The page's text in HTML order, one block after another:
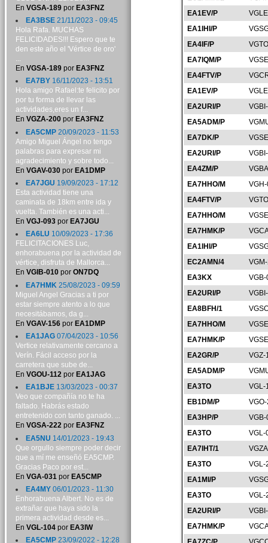
EA1EV/P
EA1IHI/P
EA4IF/P
EA7IQM/P
EA4FTV/P
EA1EV/P
EA2URI/P
EA5ADM/P
EA7DK/P
EA2URI/P
EA4ZM/P
EA7HHO/M
EA4FTV/P
EA7HHO/M
EA7HMK/P
EA1IHI/P
EC2AMN/4
EA3KX
EA2URI/P
EA8BFH/1
EA7HHO/M
EA7HMK/P
EA2GR/P
VGZ-
EA5ADM/P
EA3TO
VGL-
EB1DM/P
EA3HP/P
EA3TO
VGL-
EA7IHT/1
EA3TO
VGL-
EA1MI/P
EA3TO
VGL-
EA2URI/P
EA7HMK/P
En VGSA-189por EA3FNZ
EA3BSE21/11/2023 - 09:45
Hola Rafa. MUCHAS
FELICIDADES!!! Espero que te
den este año el 'Vértice de oro'
...
En VGSA-189por EA3FNZ
EA7BY16/11/2023 - 13:51
Hola amigo Rafael:te felicito por
por tu forma de llevar las
actividades,eres un f...
En VGZA-200por EA3FNZ
EA5CMP20/09/2023 - 11:53
Amigo Miguel Ángel no tengo
palabras para expresar mi
agradecimiento y sobre todo...
En VGAV-030por EA1DMP
EA7JGU 19/09/2023 - 17:12
Esta actividad tiene una
caminata de 18km entre ida y
vuelta. También es una acti...
En VGJ-093por EA7JGU
EA6LU 10/09/2023 - 17:36
FELICITACIONES Luc,
enhorabuena por la actividad de
vértice, disfruta de Mallorca...
En VGIB-010por ON7DQ
EA7HMK 25/08/2023 - 09:59
Miguel Angel Gracias a ti por
estar siempre atento a lo que
necesitábamos, da g...
En VGAV-156por EA1DMP
EA1JAG07/04/2023 - 10:56
Vertice relativamente cercano a
Verín. Fácil acceso por la
carretera que sube de...
En VGOU-112por EA1JAG
EA1BJE13/03/2023 - 00:37
Veo que compañía no te ha
faltado. Habrás estado
entretenido con tanto ganado. ...
En VGSA-222por EA3FNZ
EA5NU 14/01/2023 - 19:43
Que orgullo siempre poder decir
que a mí me enseñó EA5CMP.
Gracias Paco por est...
En VGA-031 por EA5CMP
EA4MY06/01/2023 - 11:30
Enhorabuena Albert. No es de
extrañar que haya sido la
primera actividad desde es...
En VGL-104por EA3IW
EA5CMP23/09/2022 - 12:28